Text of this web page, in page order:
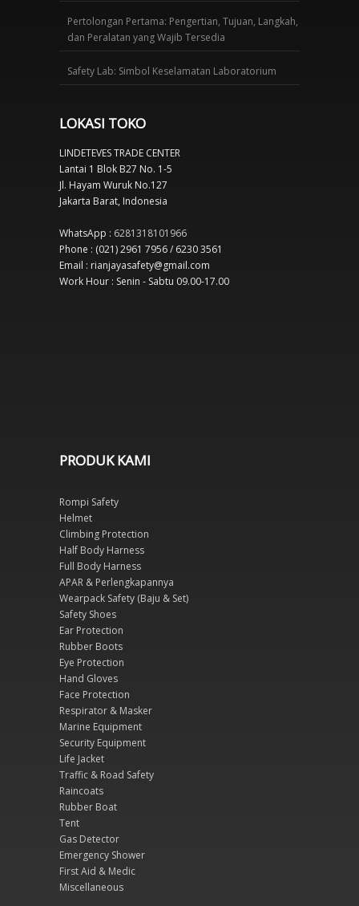
Pertolongan Pertama: Pengertian, Tujuan, Langkah,
dan Peralatan yang Wajib Tersedia
Safety Lab: Simbol Keselamatan Laboratorium
LOKASI TOKO
LINDETEVES TRADE CENTER
Lantai 1 Blok B27 No. 1-5
Jl. Hayam Wuruk No.127
Jakarta Barat, Indonesia
WhatsApp : 6281318101966
Phone : (021) 2961 7956 / 6230 3561
Email : rianjayasafety@gmail.com
Work Hour : Senin - Sabtu 09.00-17.00
PRODUK KAMI
Rompi Safety
Helmet
Climbing Protection
Half Body Harness
Full Body Harness
APAR & Perlengkapannya
Wearpack Safety (Baju & Set)
Safety Shoes
Ear Protection
Rubber Boots
Eye Protection
Hand Gloves
Face Protection
Respirator & Masker
Marine Equipment
Security Equipment
Life Jacket
Traffic & Road Safety
Raincoats
Rubber Boat
Tent
Gas Detector
Emergency Shower
First Aid & Medic
Miscellaneous